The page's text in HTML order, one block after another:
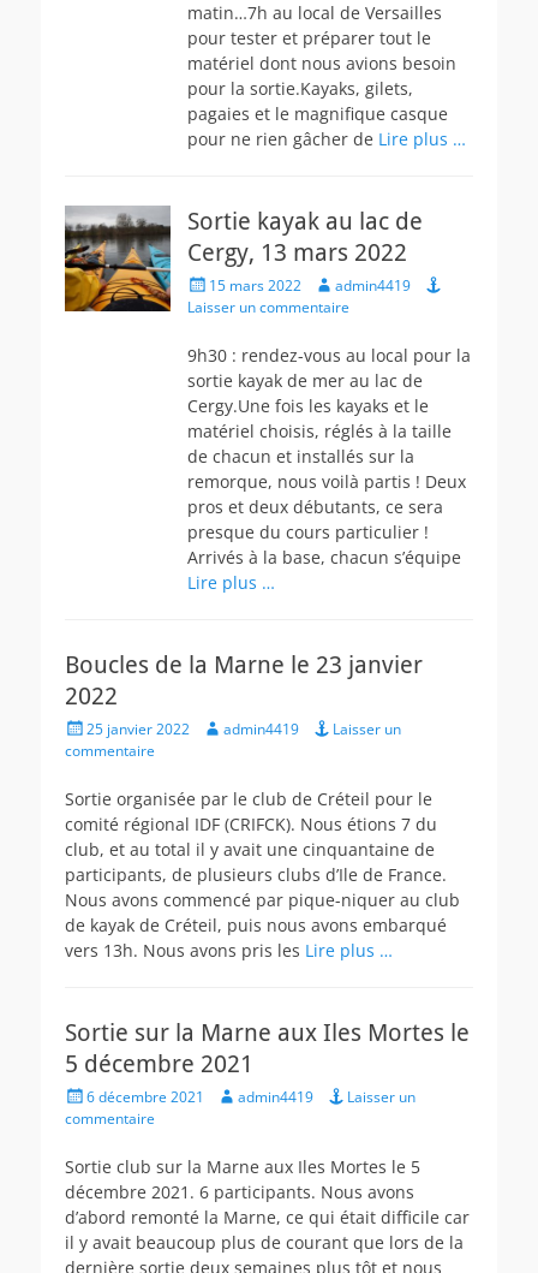
matin…7h au local de Versailles
pour tester et préparer tout le
matériel dont nous avions besoin
pour la sortie.Kayaks, gilets,
pagaies et le magnifique casque
pour ne rien gâcher de Lire plus …
Sortie kayak au lac de
Cergy, 13 mars 2022
Posted
on
15 mars 2022 Author
admin4419
Laisser un commentaire
9h30 : rendez-vous au local pour la
sortie kayak de mer au lac de
Cergy.Une fois les kayaks et le
matériel choisis, réglés à la taille
de chacun et installés sur la
remorque, nous voilà partis ! Deux
pros et deux débutants, ce sera
presque du cours particulier !
Arrivés à la base, chacun s’équipe
Lire plus …
Boucles de la Marne le 23 janvier
2022
Posted
on
25 janvier 2022 Author
admin4419
Laisser un
commentaire
Sortie organisée par le club de Créteil pour le
comité régional IDF (CRIFCK). Nous étions 7 du
club, et au total il y avait une cinquantaine de
participants, de plusieurs clubs d’Ile de France.
Nous avons commencé par pique-niquer au club
de kayak de Créteil, puis nous avons embarqué
vers 13h. Nous avons pris les Lire plus …
Sortie sur la Marne aux Iles Mortes le
5 décembre 2021
Posted
on
6 décembre 2021 Author
admin4419
Laisser un
commentaire
Sortie club sur la Marne aux Iles Mortes le 5
décembre 2021. 6 participants. Nous avons
d’abord remonté la Marne, ce qui était difficile car
il y avait beaucoup plus de courant que lors de la
dernière sortie deux semaines plus tôt et nous